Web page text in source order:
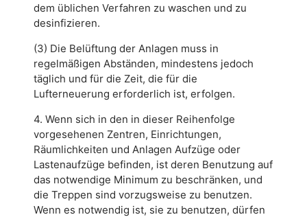
dem üblichen Verfahren zu waschen und zu
desinfizieren.
(3) Die Belüftung der Anlagen muss in
regelmäßigen Abständen, mindestens jedoch
täglich und für die Zeit, die für die
Lufterneuerung erforderlich ist, erfolgen.
4. Wenn sich in den in dieser Reihenfolge
vorgesehenen Zentren, Einrichtungen,
Räumlichkeiten und Anlagen Aufzüge oder
Lastenaufzüge befinden, ist deren Benutzung auf
das notwendige Minimum zu beschränken, und
die Treppen sind vorzugsweise zu benutzen.
Wenn es notwendig ist, sie zu benutzen, dürfen